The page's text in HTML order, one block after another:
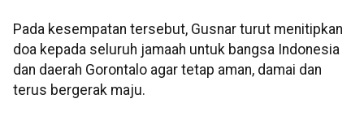
Pada kesempatan tersebut, Gusnar turut menitipkan
doa kepada seluruh jamaah untuk bangsa Indonesia
dan daerah Gorontalo agar tetap aman, damai dan
terus bergerak maju.